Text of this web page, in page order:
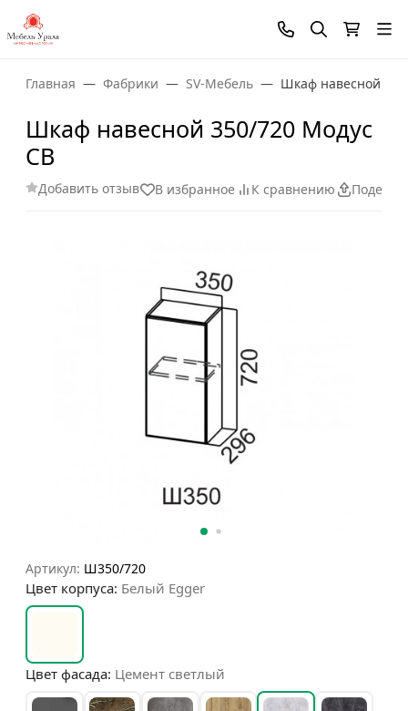
Главная Фабрики SV-Мебель Шкаф навесной
Шкаф навесной 350/720 Модус
СВ
Добавить отзыв В избранное К сравнению
Артикул: Ш350/720
Цвет корпуса: Белый Egger
Цвет фасада: Цемент светлый